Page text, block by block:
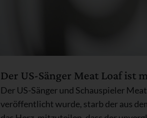
Der US-Sänger Meat Loaf ist
Der US-Sänger und Schauspieler
veröffentlicht wurde, starb der aus